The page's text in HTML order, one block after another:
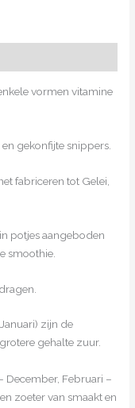
vormen vitamine
gekonfijte snippers.
fabriceren tot Gelei,
potjes aangeboden
smoothie.
zijn de
gehalte zuur.
December, Februari –
zoeter van smaakt en